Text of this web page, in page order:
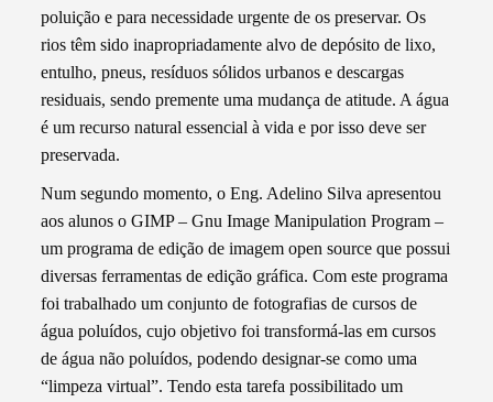
poluição e para necessidade urgente de os preservar. Os
rios têm sido inapropriadamente alvo de depósito de lixo,
entulho, pneus, resíduos sólidos urbanos e descargas
residuais, sendo premente uma mudança de atitude. A água
é um recurso natural essencial à vida e por isso deve ser
preservada.
Num segundo momento, o Eng. Adelino Silva apresentou
aos alunos o GIMP – Gnu Image Manipulation Program –
um programa de edição de imagem open source que possui
diversas ferramentas de edição gráfica. Com este programa
foi trabalhado um conjunto de fotografias de cursos de
água poluídos, cujo objetivo foi transformá-las em cursos
de água não poluídos, podendo designar-se como uma
“limpeza virtual”. Tendo esta tarefa possibilitado um